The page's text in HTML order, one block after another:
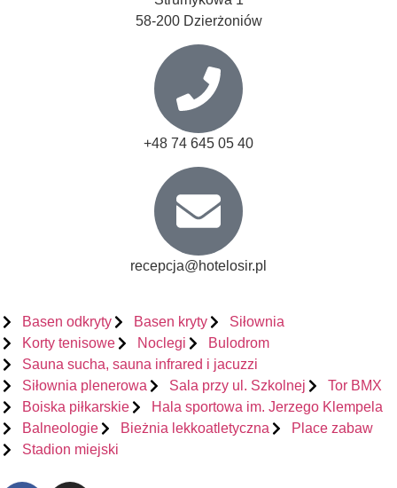
58-200 Dzierżoniów
+48 74 645 05 40
recepcja@hotelosir.pl
Basen odkryty Basen kryty
Siłownia
Korty tenisowe
Noclegi
Bulodrom
Sauna sucha, sauna infrared i jacuzzi
Siłownia plenerowa
Sala przy ul. Szkolnej
Tor BMX
Boiska piłkarskie
Hala sportowa im. Jerzego Klempela
Balneologie
Bieżnia lekkoatletyczna
Place zabaw
Stadion miejski